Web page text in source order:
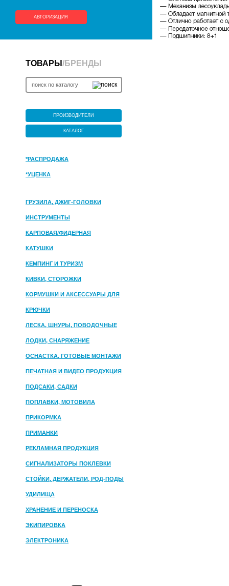
АВТОРИЗАЦИЯ
ТОВАРЫ /БРЕНДЫ
ПРОИЗВОДИТЕЛИ
КАТАЛОГ
*РАСПРОДАЖА
*УЦЕНКА
ГРУЗИЛА, ДЖИГ-ГОЛОВКИ
ИНСТРУМЕНТЫ
КАРПОВАЯ/ФИДЕРНАЯ
КАТУШКИ
КЕМПИНГ И ТУРИЗМ
КИВКИ, СТОРОЖКИ
КОРМУШКИ И АКСЕССУАРЫ ДЛЯ
ПРИКОРМКИ
КРЮЧКИ
ЛЕСКА, ШНУРЫ, ПОВОДОЧНЫЕ
МАТЕРИАЛЫ
ЛОДКИ, СНАРЯЖЕНИЕ
ОСНАСТКА, ГОТОВЫЕ МОНТАЖИ
ПЕЧАТНАЯ И ВИДЕО ПРОДУКЦИЯ
ПОДСАКИ, САДКИ
ПОПЛАВКИ, МОТОВИЛА
ПРИКОРМКА
ПРИМАНКИ
РЕКЛАМНАЯ ПРОДУКЦИЯ
СИГНАЛИЗАТОРЫ ПОКЛЕВКИ
СТОЙКИ, ДЕРЖАТЕЛИ, РОД-ПОДЫ
УДИЛИЩА
ХРАНЕНИЕ И ПЕРЕНОСКА
ЭКИПИРОВКА
ЭЛЕКТРОНИКА